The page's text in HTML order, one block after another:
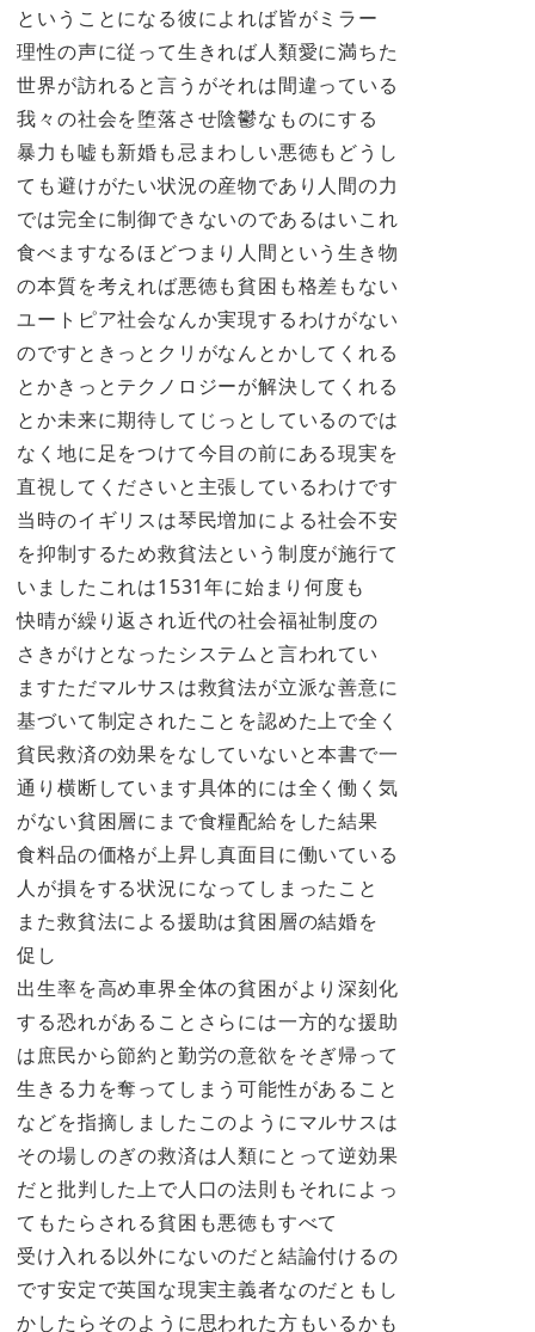
ということになる彼によれば皆がミラー
理性の声に従って生きれば人類愛に満ちた
世界が訪れると言うがそれは間違っている
我々の社会を堕落させ陰鬱なものにする
暴力も嘘も新婚も忌まわしい悪徳もどうし
ても避けがたい状況の産物であり人間の力
では完全に制御できないのであるはいこれ
食べますなるほどつまり人間という生き物
の本質を考えれば悪徳も貧困も格差もない
ユートピア社会なんか実現するわけがない
のですときっとクリがなんとかしてくれる
とかきっとテクノロジーが解決してくれる
とか未来に期待してじっとしているのでは
なく地に足をつけて今目の前にある現実を
直視してくださいと主張しているわけです
当時のイギリスは琴民増加による社会不安
を抑制するため救貧法という制度が施行て
いましたこれは1531年に始まり何度も
快晴が繰り返され近代の社会福祉制度の
さきがけとなったシステムと言われてい
ますただマルサスは救貧法が立派な善意に
基づいて制定されたことを認めた上で全く
貧民救済の効果をなしていないと本書で一
通り横断しています具体的には全く働く気
がない貧困層にまで食糧配給をした結果
食料品の価格が上昇し真面目に働いている
人が損をする状況になってしまったこと
また救貧法による援助は貧困層の結婚を
促し
出生率を高め車界全体の貧困がより深刻化
する恐れがあることさらには一方的な援助
は庶民から節約と勤労の意欲をそぎ帰って
生きる力を奪ってしまう可能性があること
などを指摘しましたこのようにマルサスは
その場しのぎの救済は人類にとって逆効果
だと批判した上で人口の法則もそれによっ
てもたらされる貧困も悪徳もすべて
受け入れる以外にないのだと結論付けるの
です安定で英国な現実主義者なのだともし
かしたらそのように思われた方もいるかも